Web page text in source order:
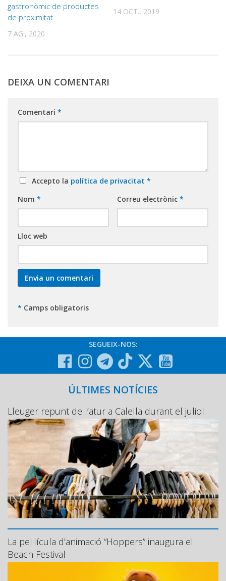
gastronòmic de productes
de proximitat
7 AG., 2020
14 OCT., 2019
DEIXA UN COMENTARI
Comentari *
Accepto la política de privacitat *
Nom * Correu electrònic *
Lloc web
* Camps obligatoris
SEGUEIX-NOS:
ÚLTIMES NOTÍCIES
Lleuger repunt de l’atur a Calella durant el juliol
La pel·lícula d’animació “Hoppers” inaugura el
Beach Festival